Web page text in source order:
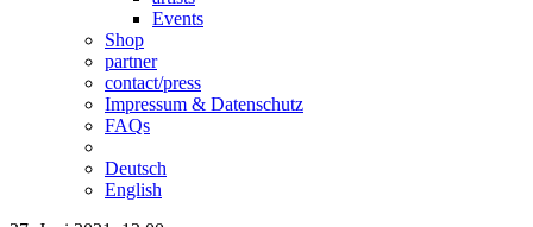
Events
Shop
partner
contact/press
Impressum & Datenschutz
FAQs
Deutsch
English